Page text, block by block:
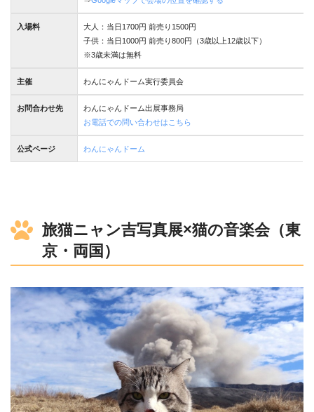
入場料
大人：当日1700円 前売り1500円
子供：当日1000円 前売り800円（3歳以上12歳以下）
※3歳未満は無料
主催 わんにゃんドーム実行委員会
お問合わせ先
わんにゃんドーム出展事務局
お電話での問い合わせはこちら
公式ページ わんにゃんドーム
旅猫ニャン吉写真展×猫の音楽会（東
京・両国）